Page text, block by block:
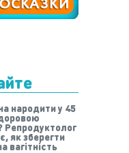
народити у 45
як зберегти
вагітність